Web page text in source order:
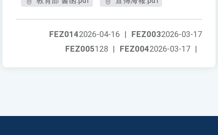
FEZ0032026-03-17
FEZ0142026-04-16 |
FEZ0042026-03-17 |
FEZ005128 |